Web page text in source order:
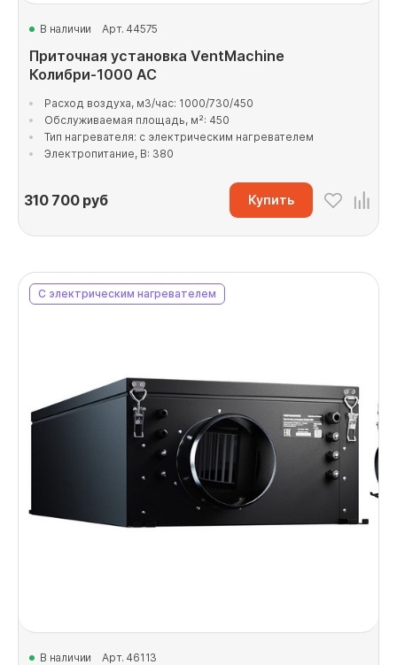
В наличии Арт. 44575
Приточная установка VentMachine
Колибри-1000 AC
Расход воздуха, м3/час: 1000/730/450
Обслуживаемая площадь, м²: 450
Тип нагревателя: с электрическим нагревателем
Электропитание, В: 380
310 700руб Купить
С электрическим нагревателем
В наличии Арт. 46113